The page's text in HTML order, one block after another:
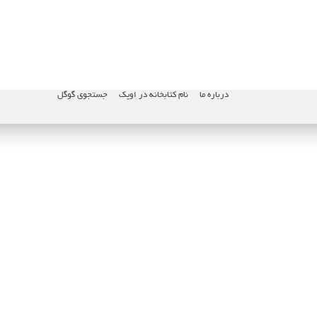
درباره ما نام کتابخانه در اوپک جستجوی گوگل